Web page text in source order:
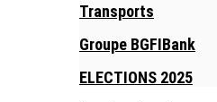
Transports
Groupe BGFIBank
ELECTIONS 2025